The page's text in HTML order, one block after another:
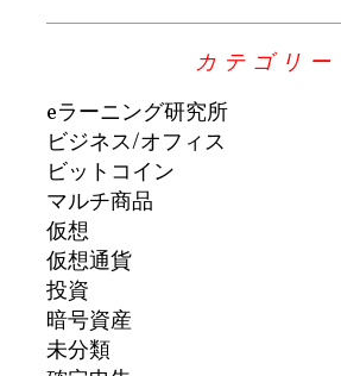
カテゴリー
eラーニング研究所
ビジネス/オフィス
ビットコイン
マルチ商品
仮想
仮想通貨
投資
暗号資産
未分類